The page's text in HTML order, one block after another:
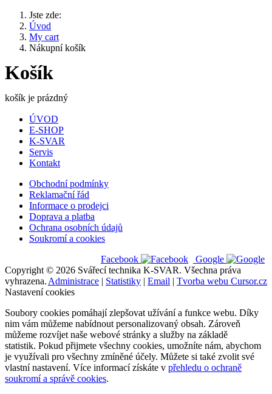
Jste zde:
Úvod
My cart
Nákupní košík
Košík
košík je prázdný
ÚVOD
E-SHOP
K-SVAR
Servis
Kontakt
Obchodní podmínky
Reklamační řád
Informace o prodejci
Doprava a platba
Ochrana osobních údajů
Soukromí a cookies
Facebook
Google
Copyright © 2026 Svářecí technika K-SVAR. Všechna práva
vyhrazena. Administrace | Statistiky | Email | Tvorba webu Cursor.cz
Nastavení cookies
Soubory cookies pomáhají zlepšovat užívání a funkce webu. Díky
nim vám můžeme nabídnout personalizovaný obsah. Zároveň
můžeme rozvíjet naše webové stránky a služby na základě
statistik. Pokud přijmete všechny cookies, umožníte nám, abychom
je využívali pro všechny zmíněné účely. Můžete si také zvolit své
vlastní nastavení. Více informací získáte v přehledu o ochraně
soukromí a správě cookies.